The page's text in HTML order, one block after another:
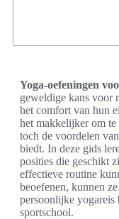
Yoga-oefeningen
geweldige kans voor
het comfort van hun
het makkelijker om
toch de voordelen
biedt. In deze gids
posities die geschikt
effectieve routine
beoefenen, kunnen
persoonlijke yogareis
sportschool.